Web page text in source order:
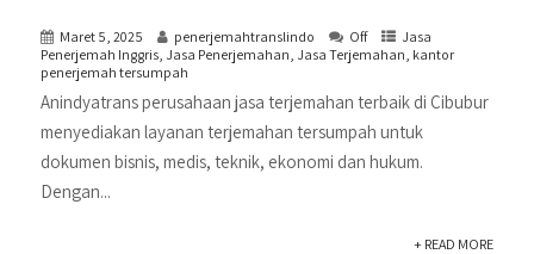
Maret 5, 2025 penerjemahtranslindo Off
Jasa
Penerjemah Inggris, Jasa Penerjemahan, Jasa Terjemahan, kantor
penerjemah tersumpah
Anindyatrans perusahaan jasa terjemahan terbaik di Cibubur
menyediakan layanan terjemahan tersumpah untuk
dokumen bisnis, medis, teknik, ekonomi dan hukum.
Dengan...
+ READ MORE